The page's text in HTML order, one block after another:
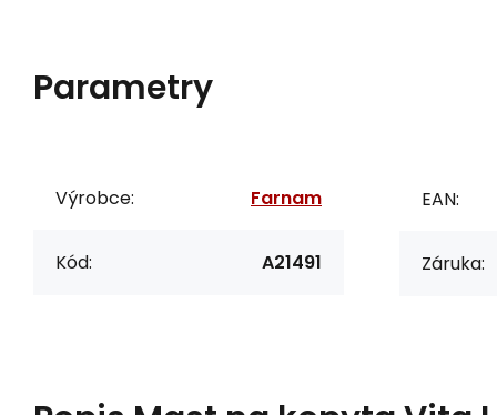
Parametry
Výrobce: Farnam
Kód: A21491
EAN:
Záruka: